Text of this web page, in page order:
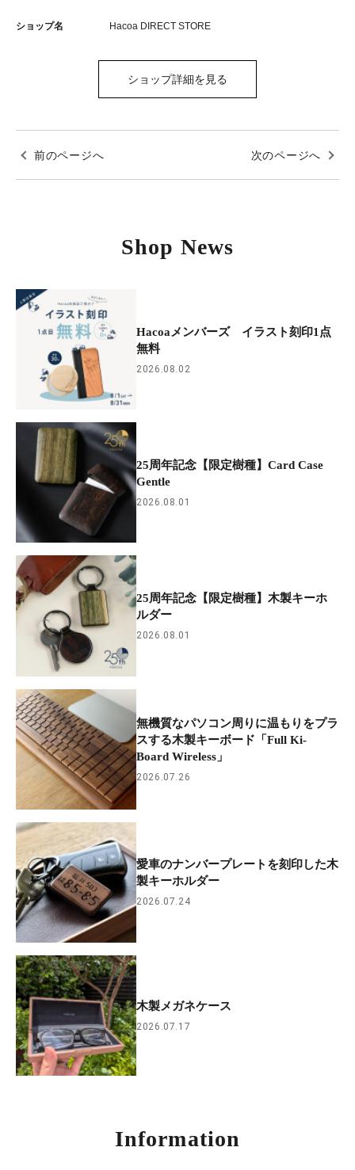
ショップ名 Hacoa DIRECT STORE
ショップ詳細を見る
前のページへ 次のページへ
Shop News
Hacoaメンバーズ イラスト刻印1点
無料
2026.08.02
25周年記念【限定樹種】Card Case
Gentle
2026.08.01
25周年記念【限定樹種】木製キーホ
ルダー
2026.08.01
無機質なパソコン周りに温もりをプラ
スする木製キーボード「Full Ki-
Board Wireless」
2026.07.26
愛車のナンバープレートを刻印した木
製キーホルダー
2026.07.24
木製メガネケース
2026.07.17
Information